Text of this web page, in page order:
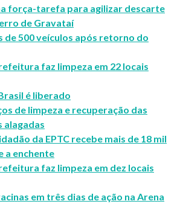
força-tarefa para agilizar descarte
de Gravataí
de 500 veículos após retorno do
faz limpeza em 22 locais
é liberado
de limpeza e recuperação das
alagadas
da EPTC recebe mais de 18 mil
a enchente
faz limpeza em dez locais
em três dias de ação na Arena